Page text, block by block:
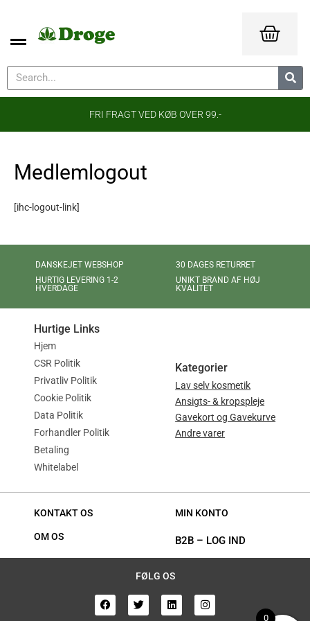
FRI FRAGT VED KØB OVER 99.-
Medlemlogout
[ihc-logout-link]
DANSKEJET WEBSHOP
HURTIG LEVERING 1-2
HVERDAGE
30 DAGES RETURRET
UNIKT BRAND AF HØJ
KVALITET
Hurtige Links
Hjem
CSR Politik
Privatliv Politik
Cookie Politik
Data Politik
Forhandler Politik
Betaling
Whitelabel
Kategorier
Lav selv kosmetik
Ansigts- & kropspleje
Gavekort og Gavekurve
Andre varer
KONTAKT OS
OM OS
MIN KONTO
B2B – LOG IND
FØLG OS
0